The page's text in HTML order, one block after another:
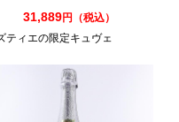
31,889円（税込）
ティエの限定キュヴェ